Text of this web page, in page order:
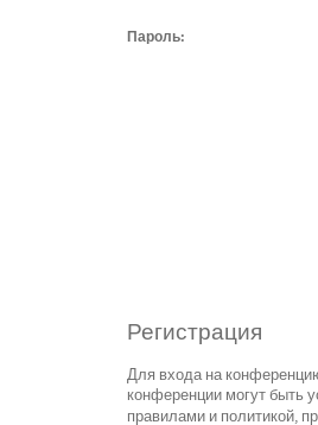
Пароль:
Регистрация
Для входа на
конференции могут быть
правилами и политикой,